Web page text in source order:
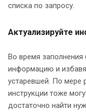
списка по запросу.
Актуализируйте
Во время заполнения
информацию и
устаревшей. По мере
инструкции тоже
достаточно найти